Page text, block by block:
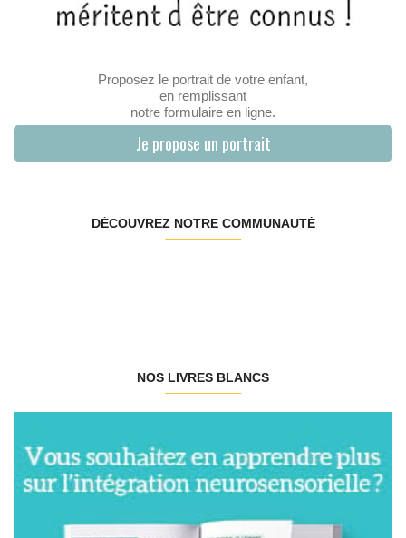
Proposez le portrait de votre enfant,
en remplissant
notre formulaire en ligne.
Je propose un portrait
DÉCOUVREZ NOTRE COMMUNAUTÉ
NOS LIVRES BLANCS